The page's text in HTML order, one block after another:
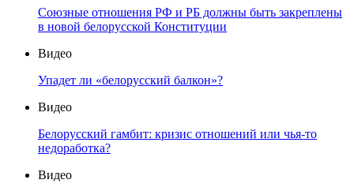
Союзные отношения РФ и РБ должны быть закреплены
в новой белорусской Конституции
Видео
Упадет ли «белорусский балкон»?
Видео
Белорусский гамбит: кризис отношений или чья-то
недоработка?
Видео